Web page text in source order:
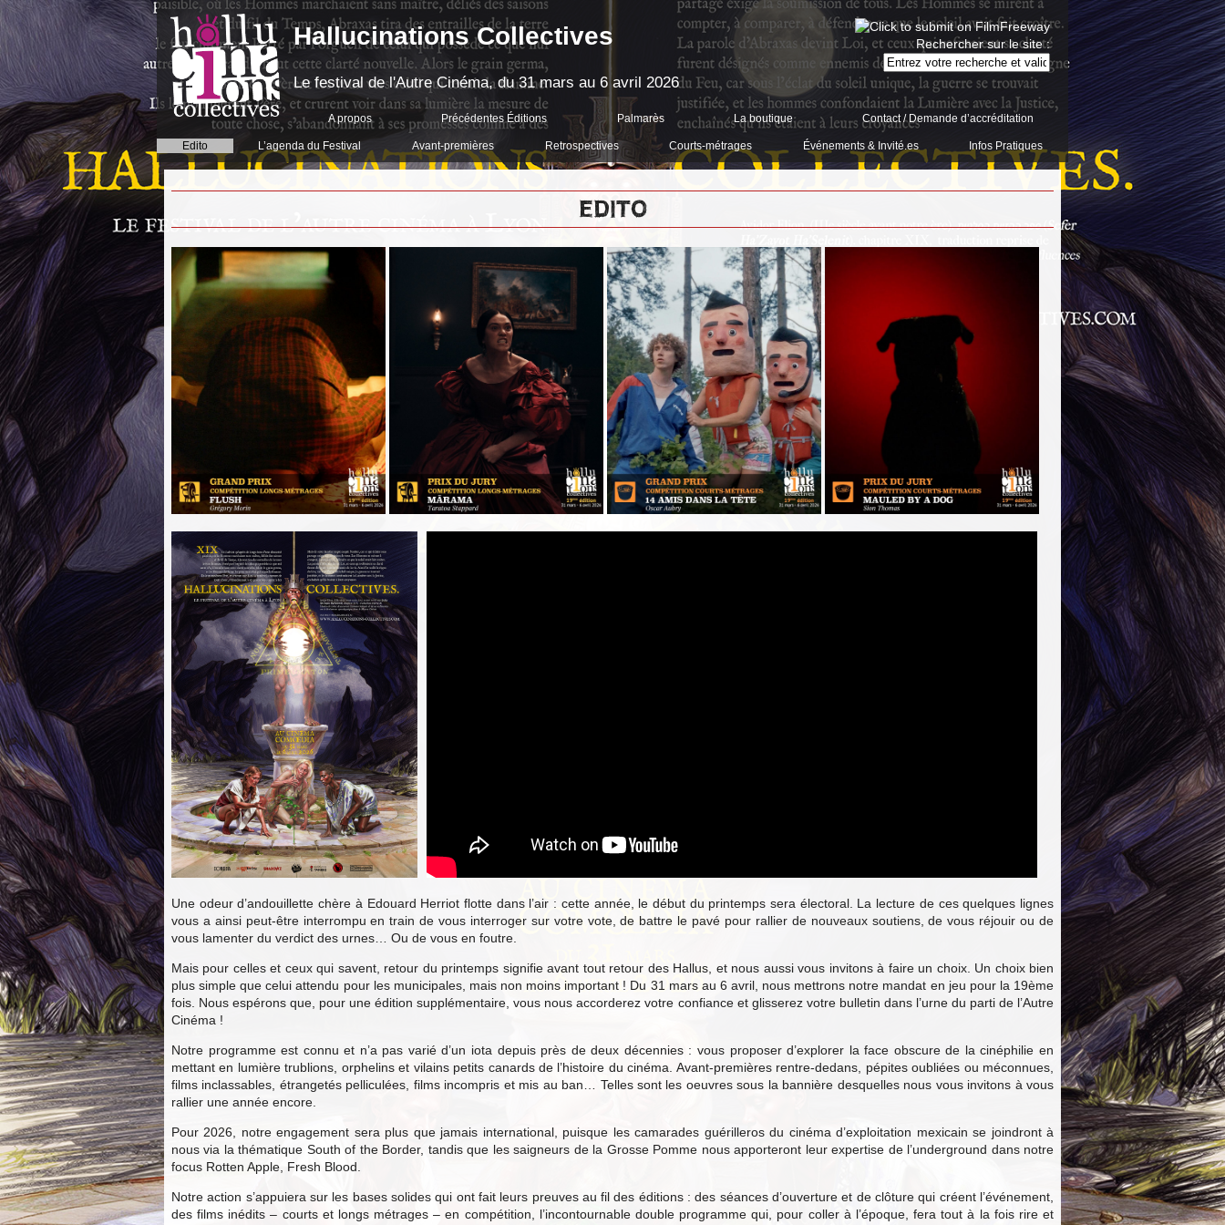
Rechercher sur le site :
Hallucinations Collectives
Le festival de l'Autre Cinéma, du 31 mars au 6 avril 2026
A propos Précédentes Éditions Palmarès La boutique Contact / Demande d’accréditation
Edito L’agenda du Festival Avant-premières Retrospectives Courts-métrages Événements & Invité.es Infos Pratiques
EDITO
Une odeur d’andouillette chère à Edouard Herriot flotte dans l’air : cette année, le début du printemps sera électoral. La lecture de ces quelques lignes
vous a ainsi peut-être interrompu en train de vous interroger sur votre vote, de battre le pavé pour rallier de nouveaux soutiens, de vous réjouir ou de
vous lamenter du verdict des urnes… Ou de vous en foutre.
Mais pour celles et ceux qui savent, retour du printemps signifie avant tout retour des Hallus, et nous aussi vous invitons à faire un choix. Un choix bien
plus simple que celui attendu pour les municipales, mais non moins important ! Du 31 mars au 6 avril, nous mettrons notre mandat en jeu pour la 19ème
fois. Nous espérons que, pour une édition supplémentaire, vous nous accorderez votre confiance et glisserez votre bulletin dans l’urne du parti de l’Autre
Cinéma !
Notre programme est connu et n’a pas varié d’un iota depuis près de deux décennies : vous proposer d’explorer la face obscure de la cinéphilie en
mettant en lumière trublions, orphelins et vilains petits canards de l’histoire du cinéma. Avant-premières rentre-dedans, pépites oubliées ou méconnues,
films inclassables, étrangetés pelliculées, films incompris et mis au ban… Telles sont les oeuvres sous la bannière desquelles nous vous invitons à vous
rallier une année encore.
Pour 2026, notre engagement sera plus que jamais international, puisque les camarades guérilleros du cinéma d’exploitation mexicain se joindront à
nous via la thématique South of the Border, tandis que les saigneurs de la Grosse Pomme nous apporteront leur expertise de l’underground dans notre
focus Rotten Apple, Fresh Blood.
Notre action s’appuiera sur les bases solides qui ont fait leurs preuves au fil des éditions : des séances d’ouverture et de clôture qui créent l’événement,
des films inédits – courts et longs métrages – en compétition, l’incontournable double programme qui, pour coller à l’époque, fera tout à la fois rire et